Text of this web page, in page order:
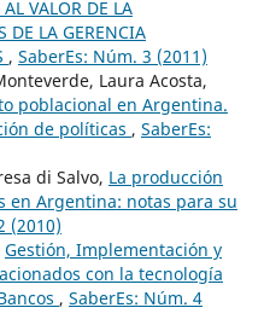
VALOR DE LA
DE LA GERENCIA
, SaberEs: Núm. 3 (2011)
Laura Acosta,
poblacional en Argentina.
de políticas , SaberEs:
di Salvo, La producción
en Argentina: notas para su
(2010)
Gestión, Implementación y
con la tecnología
, SaberEs: Núm. 4